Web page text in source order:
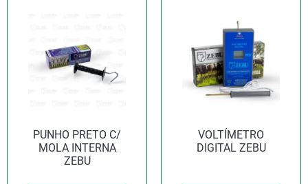
PUNHO PRETO C/
MOLA INTERNA
ZEBU
VOLTÍMETRO
DIGITAL ZEBU